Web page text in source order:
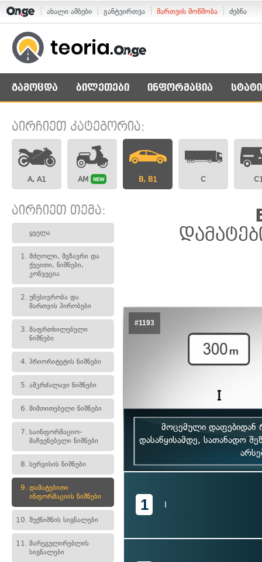
ახალი ამბები განტვირთვა მართვის მოწმობა ძებნა
გამოცდა ბილეთები ინფორმაცია
აირჩიეთ კატეგორია:
A, A1 AM NEW B, B1 C
აირჩიეთ თემა:
ყველა
1. მძღოლი, მგზავრი და
ქვეითი, ნიშნები,
კონვეცია
2. უწესივრობა და
მართვის პირობები
3. მაფრთხილებელი
ნიშნები
4. პრიორიტეტის ნიშნები
5. ამკრძალავი ნიშნები
6. მიმთითებელი ნიშნები
7. საინფორმაციო-
მაჩვენებელი ნიშნები
8. სერვისის ნიშნები
9. დამატებითი
ინფორმაციის ნიშნები
10. შუქნიშნის სიგნალები
11. მარეგულირებლის
სიგნალები
#1193
მოცემული დაფებიდან
დასაწყისამდე, სათანადო
1 I